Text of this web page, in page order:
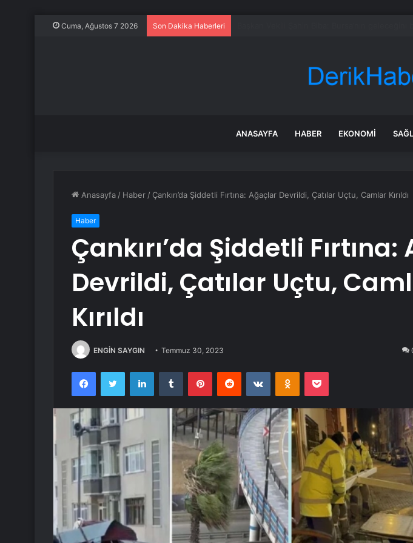
Cuma, Ağustos 7 2026 Son Dakika Haberleri
ANASAYFA HABER EKONOMI
Anasayfa / Haber / Çankırı’da Şiddetli Fırtına: Ağaçlar Devrildi, Çatılar Uçtu, Camlar Kırıldı
Haber
Çankırı’da Şiddetli
Devrildi, Çatılar Uçtu,
Kırıldı
ENGİN SAYGIN Temmuz 30, 2023
FacebookTwitter LinkedInTumblr PinterestReddit VKontakteOdnoklassniki
Pocket